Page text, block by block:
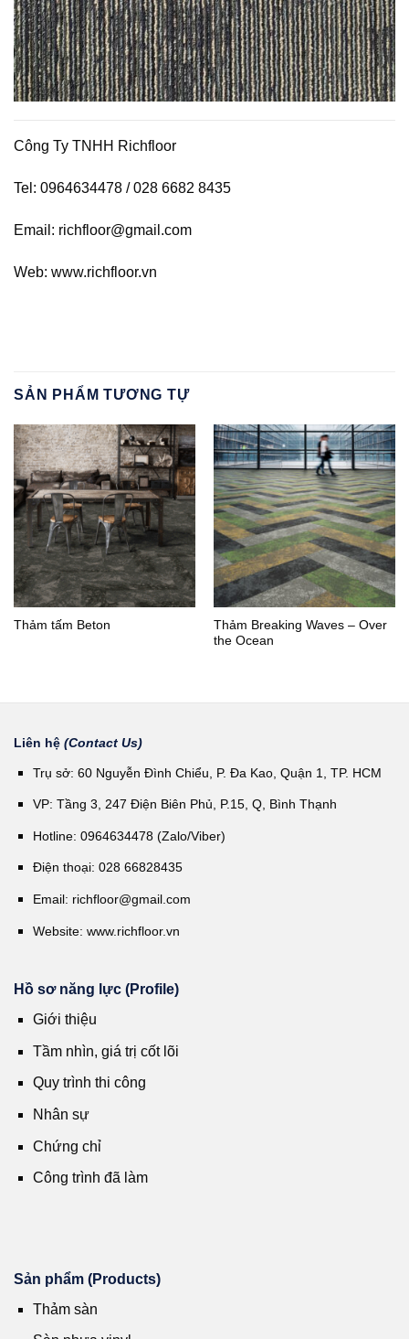
Công Ty TNHH Richfloor
Tel: 0964634478 / 028 6682 8435
Email: richfloor@gmail.com
Web: www.richfloor.vn
SẢN PHẨM TƯƠNG TỰ
Thảm tấm Beton
Thảm Breaking Waves – Over
the Ocean
Liên hệ (Contact Us)
Trụ sở: 60 Nguyễn Đình Chiểu, P. Đa Kao, Quận 1, TP. HCM
VP: Tầng 3, 247 Điện Biên Phủ, P.15, Q, Bình Thạnh
Hotline: 0964634478 (Zalo/Viber)
Điện thoại: 028 66828435
Email: richfloor@gmail.com
Website: www.richfloor.vn
Hồ sơ năng lực (Profile)
Giới thiệu
Tầm nhìn, giá trị cốt lõi
Quy trình thi công
Nhân sự
Chứng chỉ
Công trình đã làm
Sản phẩm (Products)
Thảm sàn